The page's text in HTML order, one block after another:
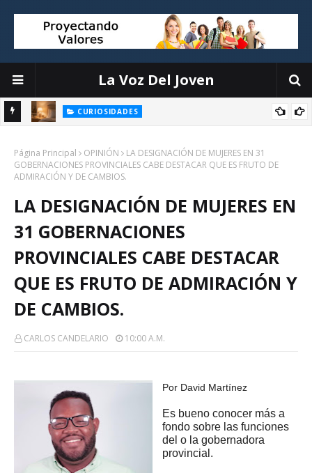
La Voz Del Joven
CURIOSIDADES
complicaciones
Página Principal OPINIÓN
LA DESIGNACIÓN DE MUJERES EN 31
GOBERNACIONES PROVINCIALES CABE DESTACAR QUE ES FRUTO DE
ADMIRACIÓN Y DE CAMBIOS.
LA DESIGNACIÓN DE MUJERES EN
31 GOBERNACIONES
PROVINCIALES CABE DESTACAR
QUE ES FRUTO DE ADMIRACIÓN Y
DE CAMBIOS.
CARLOS CANDELARIO 10:00 A.m.
Por David Martínez
Es bueno conocer más a
fondo sobre las funciones
del o la gobernadora
provincial.